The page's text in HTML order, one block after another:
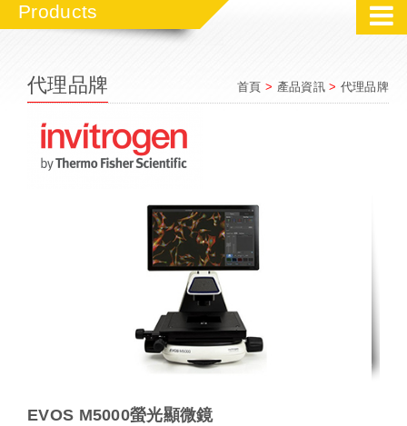
Products
代理品牌 首頁 > 產品資訊> 代理品牌
EVOS M5000螢光顯微鏡